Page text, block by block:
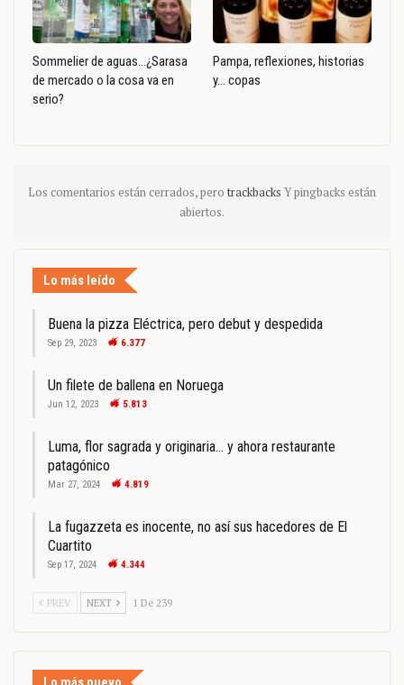
Sommelier de aguas…¿Sarasa
de mercado o la cosa va en
serio?
Pampa, reflexiones, historias
y… copas
Los comentarios están cerrados, pero trackbacks Y pingbacks están
abiertos.
Lo más leído
Buena la pizza Eléctrica, pero debut y despedida
Sep 29, 2023 6.377
Un filete de ballena en Noruega
Jun 12, 2023 5.813
Luma, flor sagrada y originaria… y ahora restaurante
patagónico
Mar 27, 2024 4.819
La fugazzeta es inocente, no así sus hacedores de El
Cuartito
Sep 17, 2024 4.344
PREV NEXT 1 De 239